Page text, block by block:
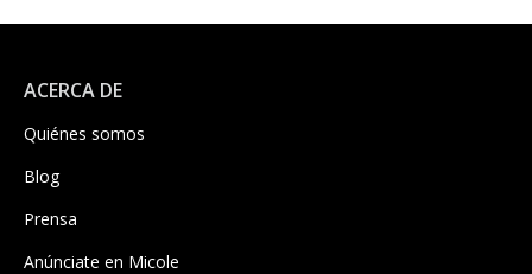
ACERCA DE
Quiénes somos
Blog
Prensa
Anúnciate en Micole